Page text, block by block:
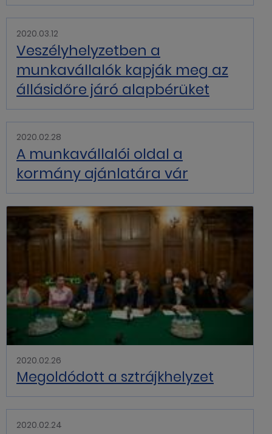
2020.03.12
Veszélyhelyzetben a
munkavállalók kapják meg az
állásidőre járó alapbérüket
2020.02.28
A munkavállalói oldal a
kormány ajánlatára vár
2020.02.26
Megoldódott a sztrájkhelyzet
2020.02.24